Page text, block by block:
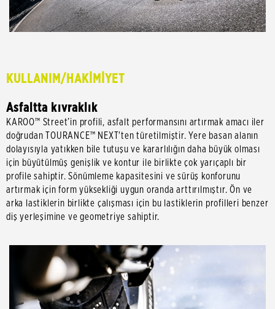
KULLANIM/HAKİMİYET
Asfaltta kıvraklık
KAROO™ Street’in profili, asfalt performansını artırmak amacı iler
doğrudan TOURANCE™ NEXT'ten türetilmiştir. Yere basan alanın
dolayısıyla yatıkken bile tutuşu ve kararlılığın daha büyük olması
için büyütülmüş genişlik ve kontur ile birlikte çok yarıçaplı bir
profile sahiptir. Sönümleme kapasitesini ve sürüş konforunu
artırmak için form yüksekliği uygun oranda arttırılmıştır. Ön ve
arka lastiklerin birlikte çalışması için bu lastiklerin profilleri benzer
diş yerleşimine ve geometriye sahiptir.